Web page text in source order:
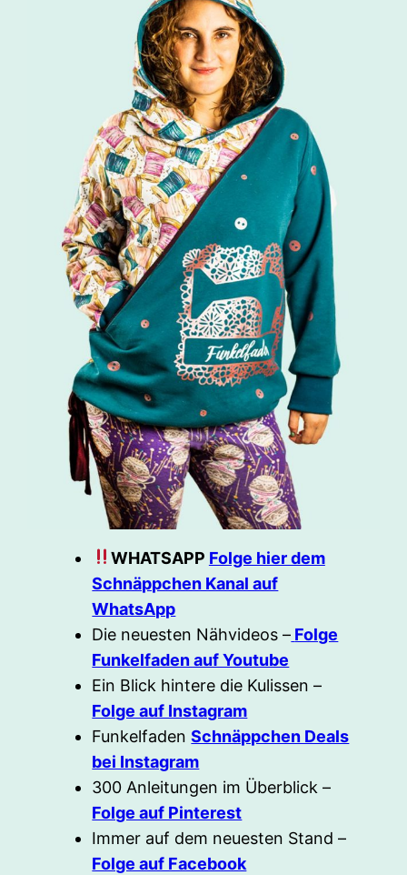
WHATSAPP Folge hier dem
Schnäppchen Kanal auf
WhatsApp
Die neuesten Nähvideos – Folge
Funkelfaden auf Youtube
Ein Blick hintere die Kulissen –
Folge auf Instagram
FunkelfadenSchnäppchen Deals
bei Instagram
300 Anleitungen im Überblick –
Folge auf Pinterest
Immer auf dem neuesten Stand –
Folge auf Facebook